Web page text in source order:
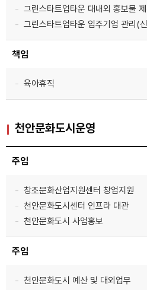
그린스타트업타운 대내외 홍보물 제
그린스타트업타운 입주기업 관리(
책임
육아휴직
천안문화도시운영
주임
창조문화산업지원센터 창업지원
천안문화도시센터 인프라 대관
천안문화도시 사업홍보
주임
천안문화도시 예산 및 대외업무